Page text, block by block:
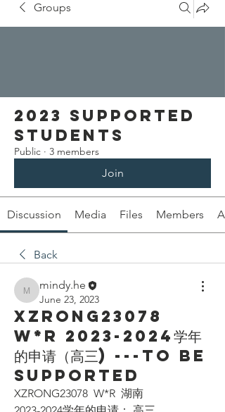
Groups
2023 Supported
Students
Public · 3 members
Join
Discussion Media Files Members
Back
mindy.he
mindy.he
June 23, 2023
XZRONG23078
W*R 2023-2024学年
的申请（高三) ---To be
supported
XZRONG23078  W*R  湖南